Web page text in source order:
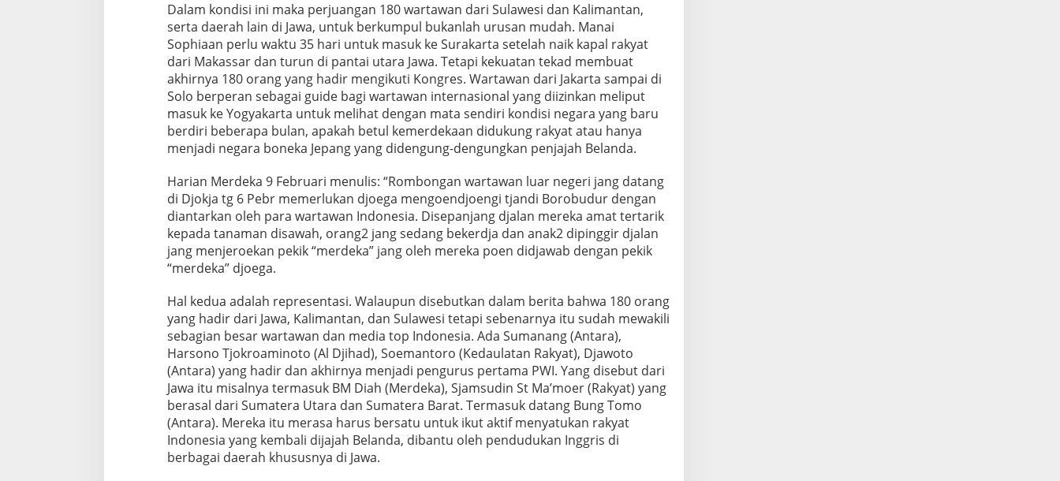
Dalam kondisi ini maka perjuangan 180 wartawan dari Sulawesi dan Kalimantan,
serta daerah lain di Jawa, untuk berkumpul bukanlah urusan mudah. Manai
Sophiaan perlu waktu 35 hari untuk masuk ke Surakarta setelah naik kapal rakyat
dari Makassar dan turun di pantai utara Jawa. Tetapi kekuatan tekad membuat
akhirnya 180 orang yang hadir mengikuti Kongres. Wartawan dari Jakarta sampai di
Solo berperan sebagai guide bagi wartawan internasional yang diizinkan meliput
masuk ke Yogyakarta untuk melihat dengan mata sendiri kondisi negara yang baru
berdiri beberapa bulan, apakah betul kemerdekaan didukung rakyat atau hanya
menjadi negara boneka Jepang yang didengung-dengungkan penjajah Belanda.
Harian Merdeka 9 Februari menulis: “Rombongan wartawan luar negeri jang datang
di Djokja tg 6 Pebr memerlukan djoega mengoendjoengi tjandi Borobudur dengan
diantarkan oleh para wartawan Indonesia. Disepanjang djalan mereka amat tertarik
kepada tanaman disawah, orang2 jang sedang bekerdja dan anak2 dipinggir djalan
jang menjeroekan pekik “merdeka” jang oleh mereka poen didjawab dengan pekik
“merdeka” djoega.
Hal kedua adalah representasi. Walaupun disebutkan dalam berita bahwa 180 orang
yang hadir dari Jawa, Kalimantan, dan Sulawesi tetapi sebenarnya itu sudah mewakili
sebagian besar wartawan dan media top Indonesia. Ada Sumanang (Antara),
Harsono Tjokroaminoto (Al Djihad), Soemantoro (Kedaulatan Rakyat), Djawoto
(Antara) yang hadir dan akhirnya menjadi pengurus pertama PWI. Yang disebut dari
Jawa itu misalnya termasuk BM Diah (Merdeka), Sjamsudin St Ma’moer (Rakyat) yang
berasal dari Sumatera Utara dan Sumatera Barat. Termasuk datang Bung Tomo
(Antara). Mereka itu merasa harus bersatu untuk ikut aktif menyatukan rakyat
Indonesia yang kembali dijajah Belanda, dibantu oleh pendudukan Inggris di
berbagai daerah khususnya di Jawa.